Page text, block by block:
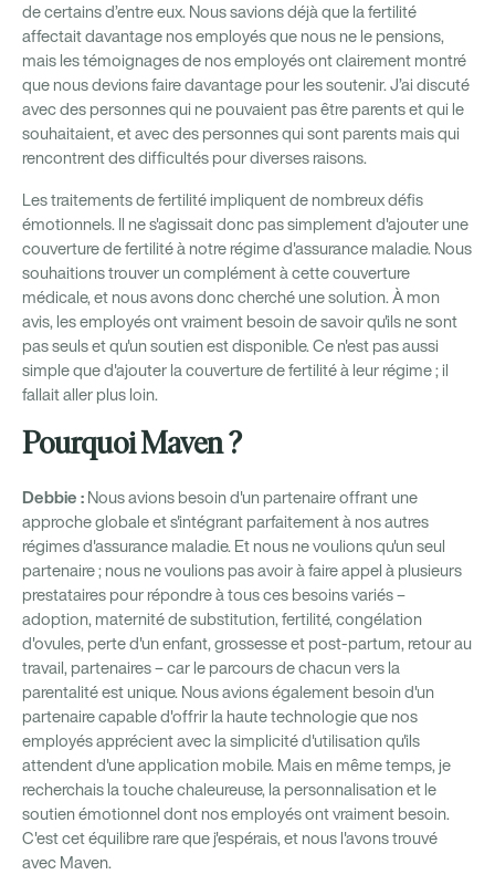
de certains d’entre eux. Nous savions déjà que la fertilité
affectait davantage nos employés que nous ne le pensions,
mais les témoignages de nos employés ont clairement montré
que nous devions faire davantage pour les soutenir. J’ai discuté
avec des personnes qui ne pouvaient pas être parents et qui le
souhaitaient, et avec des personnes qui sont parents mais qui
rencontrent des difficultés pour diverses raisons.
Les traitements de fertilité impliquent de nombreux défis
émotionnels. Il ne s'agissait donc pas simplement d'ajouter une
couverture de fertilité à notre régime d'assurance maladie. Nous
souhaitions trouver un complément à cette couverture
médicale, et nous avons donc cherché une solution. À mon
avis, les employés ont vraiment besoin de savoir qu'ils ne sont
pas seuls et qu'un soutien est disponible. Ce n'est pas aussi
simple que d'ajouter la couverture de fertilité à leur régime ; il
fallait aller plus loin.
Pourquoi Maven ?
Debbie : Nous avions besoin d'un partenaire offrant une
approche globale et s'intégrant parfaitement à nos autres
régimes d'assurance maladie. Et nous ne voulions qu'un seul
partenaire ; nous ne voulions pas avoir à faire appel à plusieurs
prestataires pour répondre à tous ces besoins variés –
adoption, maternité de substitution, fertilité, congélation
d'ovules, perte d'un enfant, grossesse et post-partum, retour au
travail, partenaires – car le parcours de chacun vers la
parentalité est unique. Nous avions également besoin d'un
partenaire capable d'offrir la haute technologie que nos
employés apprécient avec la simplicité d'utilisation qu'ils
attendent d'une application mobile. Mais en même temps, je
recherchais la touche chaleureuse, la personnalisation et le
soutien émotionnel dont nos employés ont vraiment besoin.
C'est cet équilibre rare que j'espérais, et nous l'avons trouvé
avec Maven.